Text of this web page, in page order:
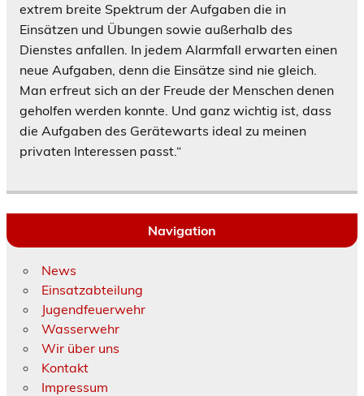
extrem breite Spektrum der Aufgaben die in
Einsätzen und Übungen sowie außerhalb des
Dienstes anfallen. In jedem Alarmfall erwarten einen
neue Aufgaben, denn die Einsätze sind nie gleich.
Man erfreut sich an der Freude der Menschen denen
geholfen werden konnte. Und ganz wichtig ist, dass
die Aufgaben des Gerätewarts ideal zu meinen
privaten Interessen passt.“
Navigation
News
Einsatzabteilung
Jugendfeuerwehr
Wasserwehr
Wir über uns
Kontakt
Impressum